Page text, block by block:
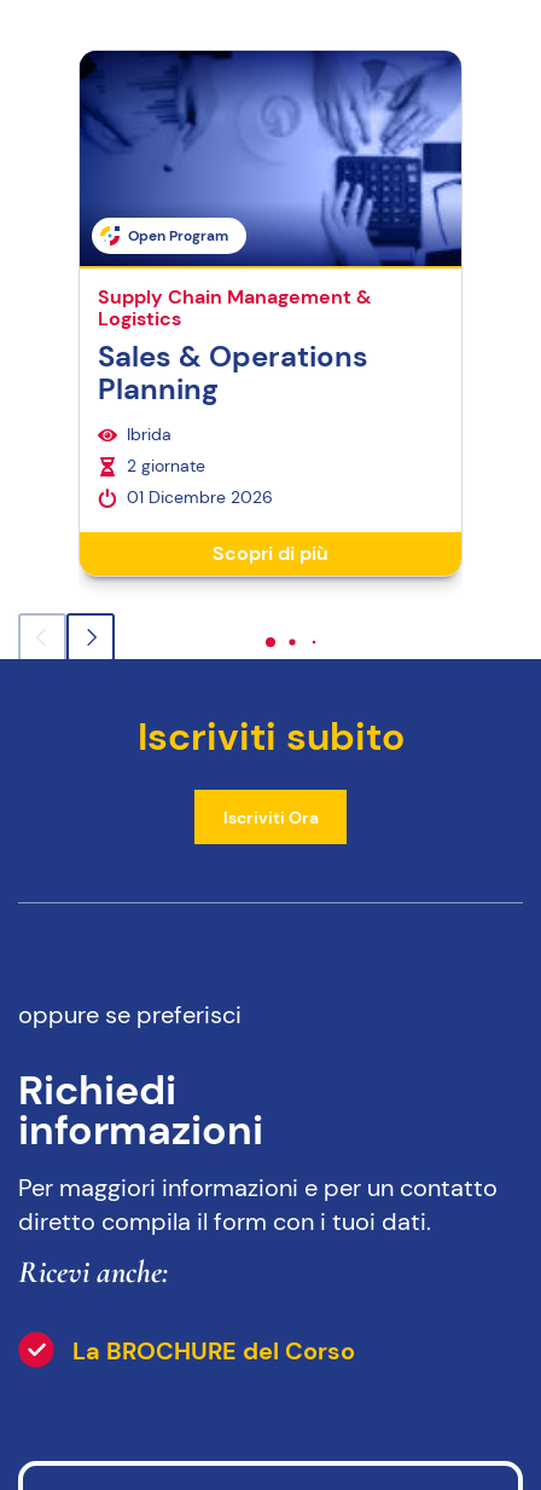
Open Program
Supply Chain Management &
Logistics
Sales & Operations
Planning
Ibrida
2 giornate
01 Dicembre 2026
Scopri di più
Iscriviti subito
Iscriviti Ora
oppure se preferisci
Richiedi
informazioni
Per maggiori informazioni e per un contatto
diretto compila il form con i tuoi dati.
Ricevi anche:
La BROCHURE del Corso